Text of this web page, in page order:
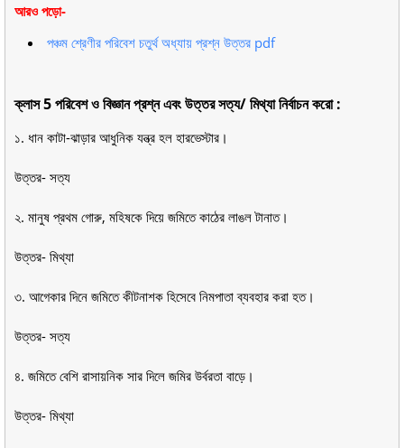
আরও পড়ো-
পঞ্চম শ্রেণীর পরিবেশ চতুর্থ অধ্যায় প্রশ্ন উত্তর pdf
ক্লাস 5 পরিবেশ ও বিজ্ঞান প্রশ্ন এবং উত্তর সত্য/ মিথ্যা নির্বাচন করো :
১. ধান কাটা-ঝাড়ার আধুনিক যন্ত্র হল হারভেস্টার।
উত্তর- সত্য
২. মানুষ প্রথম গোরু, মহিষকে দিয়ে জমিতে কাঠের লাঙল টানাত।
উত্তর- মিথ্যা
৩. আগেকার দিনে জমিতে কীটনাশক হিসেবে নিমপাতা ব্যবহার করা হত।
উত্তর- সত্য
৪. জমিতে বেশি রাসায়নিক সার দিলে জমির উর্বরতা বাড়ে।
উত্তর- মিথ্যা